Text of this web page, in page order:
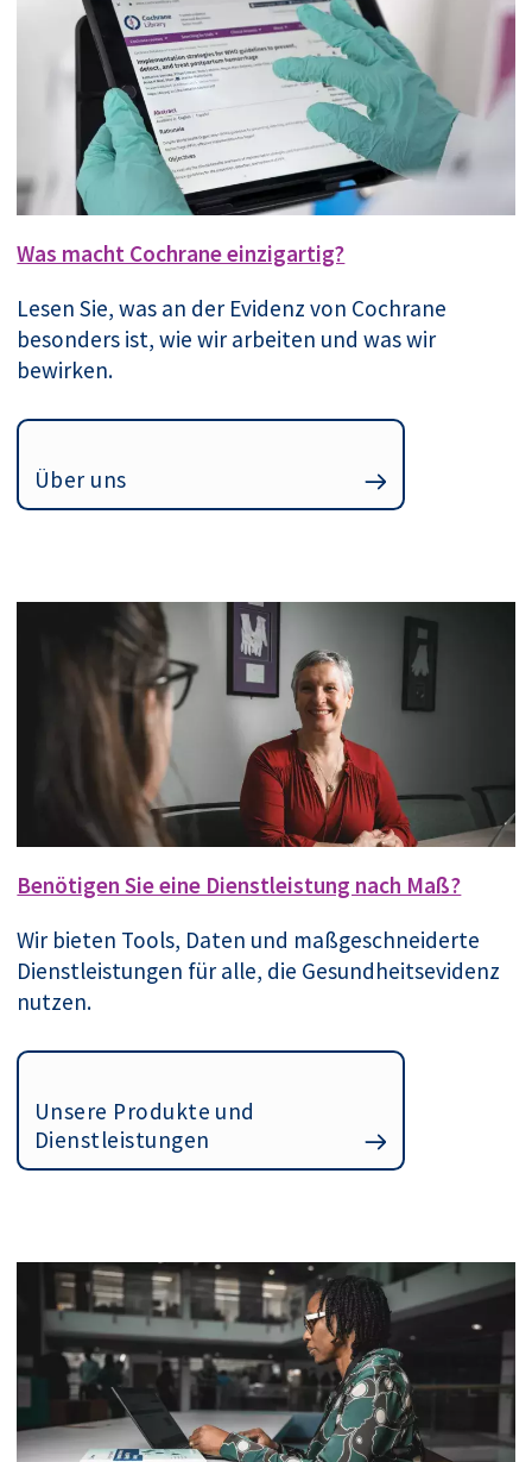
Was macht Cochrane einzigartig?
Lesen Sie, was an der Evidenz von Cochrane
besonders ist, wie wir arbeiten und was wir
bewirken.
Über uns
Benötigen Sie eine Dienstleistung nach Maß?
Wir bieten Tools, Daten und maßgeschneiderte
Dienstleistungen für alle, die Gesundheitsevidenz
nutzen.
Unsere Produkte und
Dienstleistungen